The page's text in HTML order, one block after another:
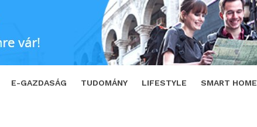
E-GAZDASÁG TUDOMÁNY LIFESTYLE SMART HOME
és kiváló minőség SHARE TWEET